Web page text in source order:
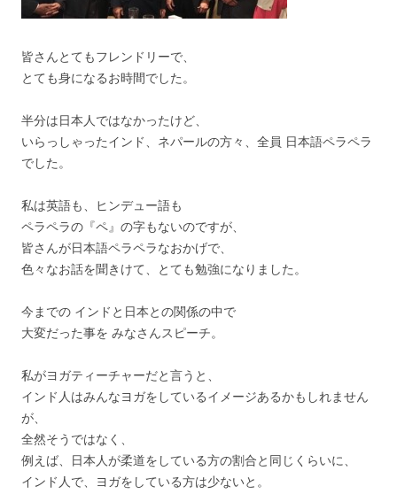
皆さんとてもフレンドリーで、
とても身になるお時間でした。
半分は日本人ではなかったけど、
いらっしゃったインド、ネパールの方々、全員 日本語ペラペラ
でした。
私は英語も、ヒンデュー語も
ペラペラの『ペ』の字もないのですが、
皆さんが日本語ペラペラなおかげで、
色々なお話を聞きけて、とても勉強になりました。
今までの インドと日本との関係の中で
大変だった事を みなさんスピーチ。
私がヨガティーチャーだと言うと、
インド人はみんなヨガをしているイメージあるかもしれません
が、
全然そうではなく、
例えば、日本人が柔道をしている方の割合と同じくらいに、
インド人で、ヨガをしている方は少ないと。